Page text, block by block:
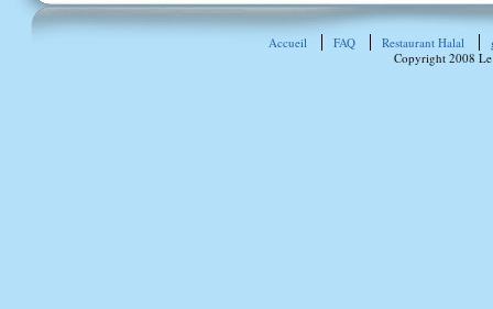
Accueil FAQ Restaurant Halal
Copyright 2008